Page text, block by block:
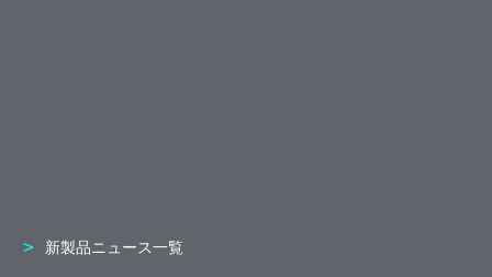
新製品ニュース一覧